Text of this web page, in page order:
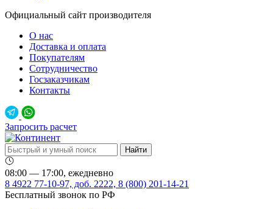
Официальный сайт производителя
О нас
Доставка и оплата
Покупателям
Сотрудничество
Госзаказчикам
Контакты
Запросить расчет
08:00 — 17:00, ежедневно
8 4922 77-10-97, доб. 2222, 8 (800) 201-14-21
Бесплатный звонок по РФ